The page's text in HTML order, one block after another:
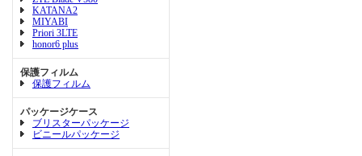
KATANA2
MIYABI
Priori 3LTE
honor6 plus
保護フィルム
保護フィルム
パッケージケース
ブリスターパッケージ
ビニールパッケージ